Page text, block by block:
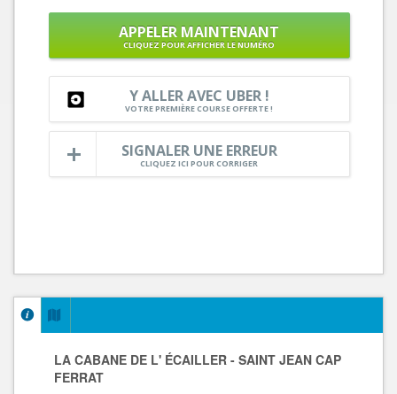
APPELER MAINTENANT
CLIQUEZ POUR AFFICHER LE NUMÉRO
Y ALLER AVEC UBER !
VOTRE PREMIÈRE COURSE OFFERTE !
SIGNALER UNE ERREUR
CLIQUEZ ICI POUR CORRIGER
LA CABANE DE L' ÉCAILLER - SAINT JEAN CAP
FERRAT